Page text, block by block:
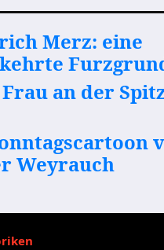
Merz: eine
an der
Weyrauch